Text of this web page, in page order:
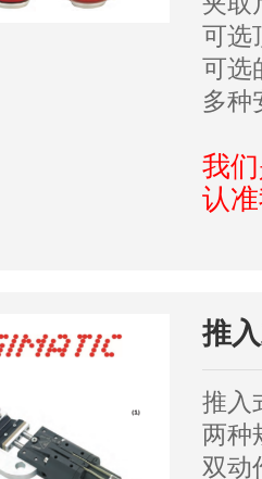
可选
可选
多种
我
认
推
推入
两种
双动